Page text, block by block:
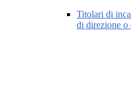
Titolari di
di direzione o